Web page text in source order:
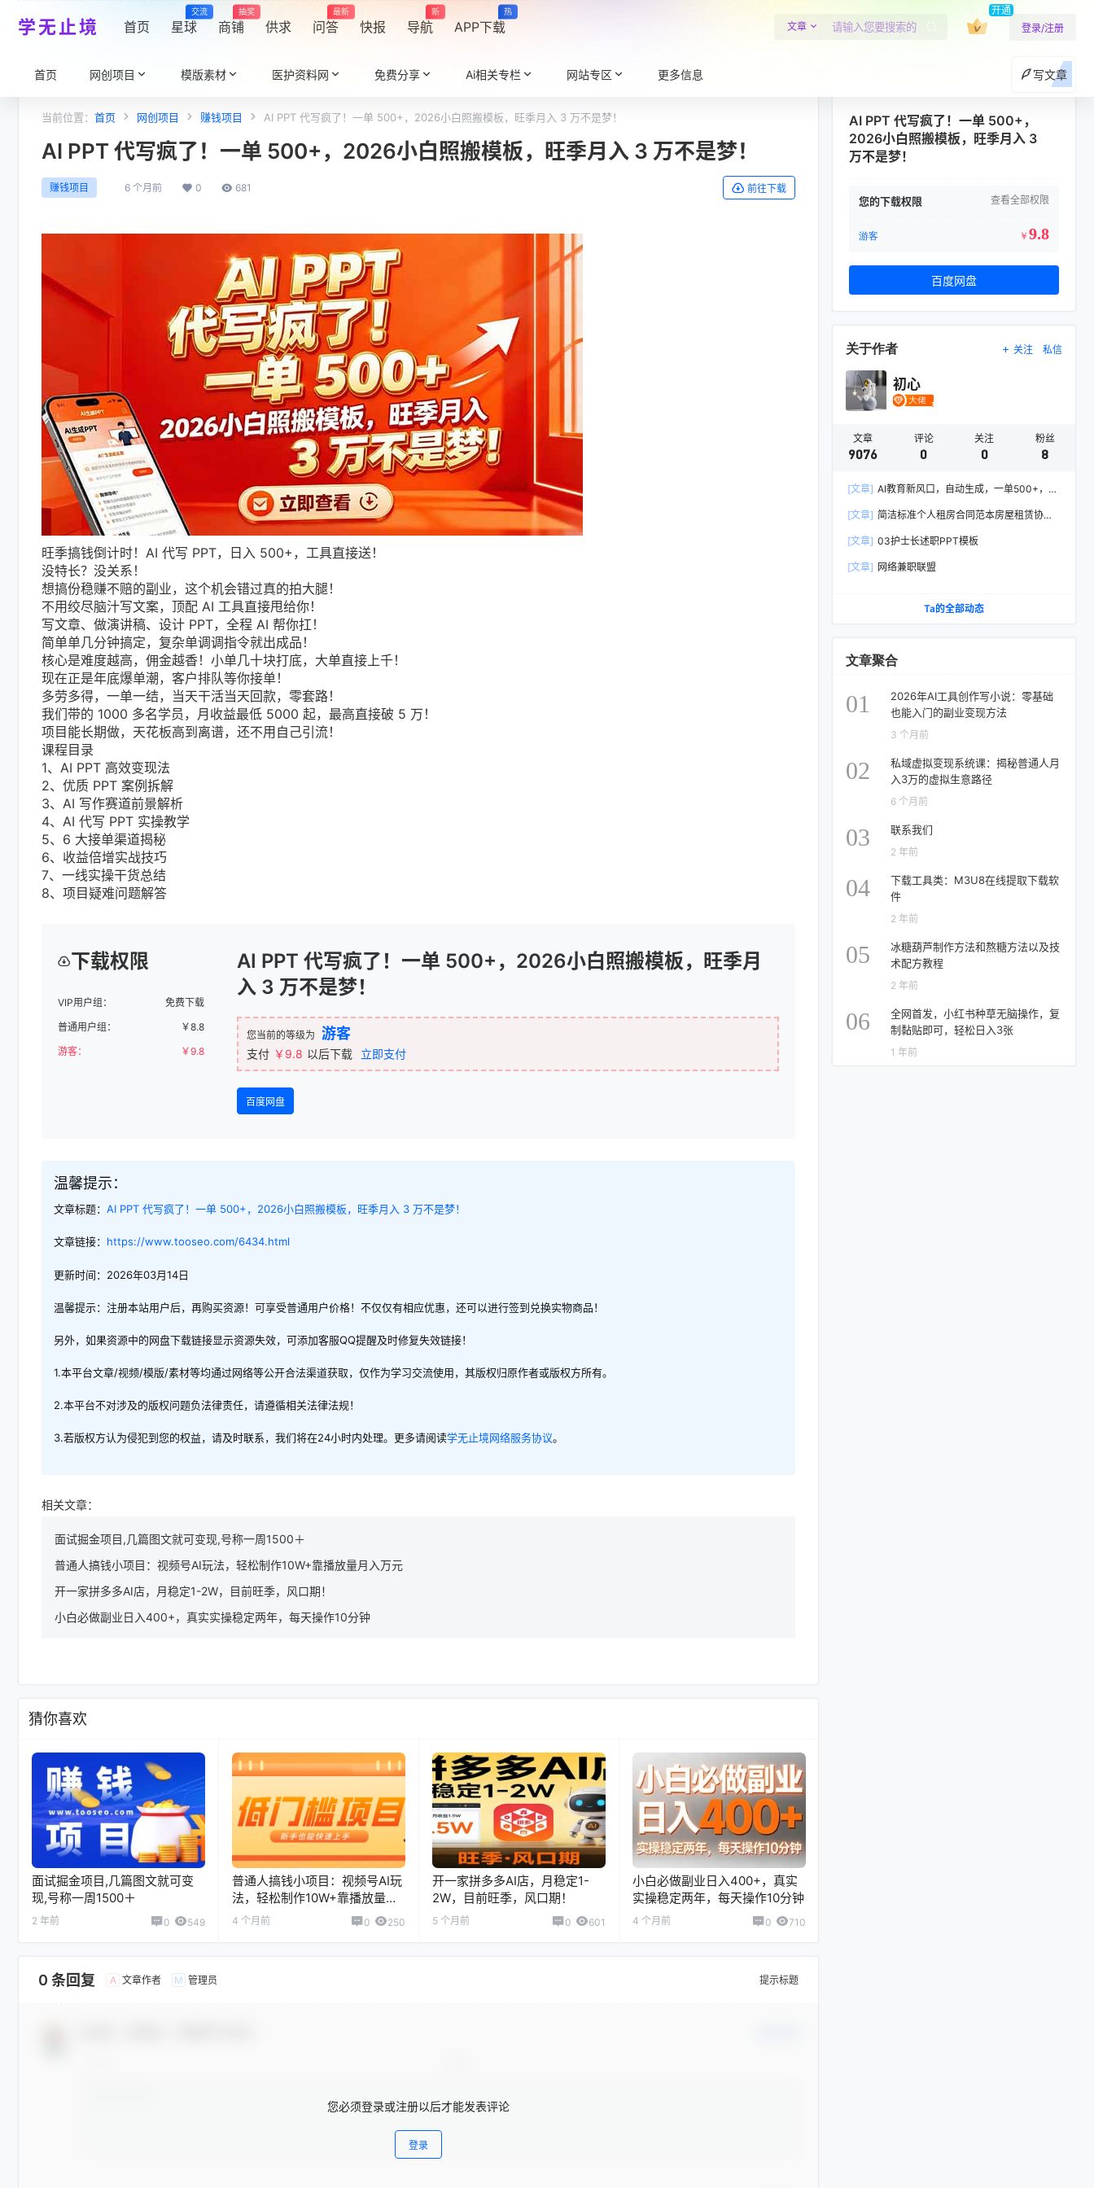
学无止境 首页 星球
交流
商铺
抽奖
供求 问答
最新
快报 导航
新
APP下载
热
文章
开通
登录/注册
首页 网创项目 模版素材 医护资料网 免费分享 Ai相关专栏 网站专区 更多信息 写文章
当前位置： 首页 网创项目 赚钱项目 AI PPT 代写疯了！一单 500+，2026小白照搬模板，旺季月入 3 万不是梦！
AI PPT 代写疯了！一单 500+，2026小白照搬模板，旺季月入 3 万不是梦！
赚钱项目 6 个月前 0 681 前往下载
旺季搞钱倒计时！AI 代写 PPT，日入 500+，工具直接送！
没特长？没关系！
想搞份稳赚不赔的副业，这个机会错过真的拍大腿！
不用绞尽脑汁写文案，顶配 AI 工具直接甩给你！
写文章、做演讲稿、设计 PPT，全程 AI 帮你扛！
简单单几分钟搞定，复杂单调调指令就出成品！
核心是难度越高，佣金越香！小单几十块打底，大单直接上千！
现在正是年底爆单潮，客户排队等你接单！
多劳多得，一单一结，当天干活当天回款，零套路！
我们带的 1000 多名学员，月收益最低 5000 起，最高直接破 5 万！
项目能长期做，天花板高到离谱，还不用自己引流！
课程目录
1、AI PPT 高效变现法
2、优质 PPT 案例拆解
3、AI 写作赛道前景解析
4、AI 代写 PPT 实操教学
5、6 大接单渠道揭秘
6、收益倍增实战技巧
7、一线实操干货总结
8、项目疑难问题解答
下载权限
VIP用户组：
免费下载
普通用户组：
￥8.8
游客：
￥9.8
AI PPT 代写疯了！一单 500+，2026小白照搬模板，旺季月
入 3 万不是梦！
您当前的等级为 游客
支付 ￥9.8 以后下载 立即支付
百度网盘
温馨提示：
文章标题： AI PPT 代写疯了！一单 500+，2026小白照搬模板，旺季月入 3 万不是梦！
文章链接： https://www.tooseo.com/6434.html
更新时间：2026年03月14日
温馨提示：注册本站用户后，再购买资源！可享受普通用户价格！不仅仅有相应优惠，还可以进行签到兑换实物商品！
另外，如果资源中的网盘下载链接显示资源失效，可添加客服QQ提醒及时修复失效链接！
1.本平台文章/视频/模版/素材等均通过网络等公开合法渠道获取，仅作为学习交流使用，其版权归原作者或版权方所有。
2.本平台不对涉及的版权问题负法律责任，请遵循相关法律法规！
3.若版权方认为侵犯到您的权益，请及时联系，我们将在24小时内处理。更多请阅读学无止境网络服务协议。
相关文章：
面试掘金项目,几篇图文就可变现,号称一周1500＋
普通人搞钱小项目：视频号AI玩法，轻松制作10W+靠播放量月入万元
开一家拼多多AI店，月稳定1-2W，目前旺季，风口期！
小白必做副业日入400+，真实实操稳定两年，每天操作10分钟
猜你喜欢
面试掘金项目,几篇图文就可变
现,号称一周1500＋
2 年前 0 549
普通人搞钱小项目：视频号AI玩
法，轻松制作10W+靠播放量月
入万元
4 个月前 0 250
开一家拼多多AI店，月稳定1-
2W，目前旺季，风口期！
5 个月前 0 601
小白必做副业日入400+，真实
实操稳定两年，每天操作10分钟
4 个月前 0 710
0 条回复 A 文章作者 M 管理员 提示标题
您必须登录或注册以后才能发表评论
登录
AI PPT 代写疯了！一单 500+，
2026小白照搬模板，旺季月入 3
万不是梦！
您的下载权限 查看全部权限
游客 ￥ 9.8
百度网盘
关于作者 关注 私信
初心
文章
9076
评论
0
关注
0
粉丝
8
[文章] AI教育新风口，自动生成，一单500+，月
[文章] 简洁标准个人租房合同范本房屋租赁协议
[文章] 03护士长述职PPT模板
[文章] 网络兼职联盟
Ta的全部动态
文章聚合
01
2026年AI工具创作写小说：零基础
也能入门的副业变现方法
3 个月前
02
私域虚拟变现系统课：揭秘普通人月
入3万的虚拟生意路径
6 个月前
03 联系我们
2 年前
04
下载工具类：M3U8在线提取下载软
件
2 年前
05
冰糖葫芦制作方法和熬糖方法以及技
术配方教程
2 年前
06
全网首发，小红书种草无脑操作，复
制黏贴即可，轻松日入3张
1 年前